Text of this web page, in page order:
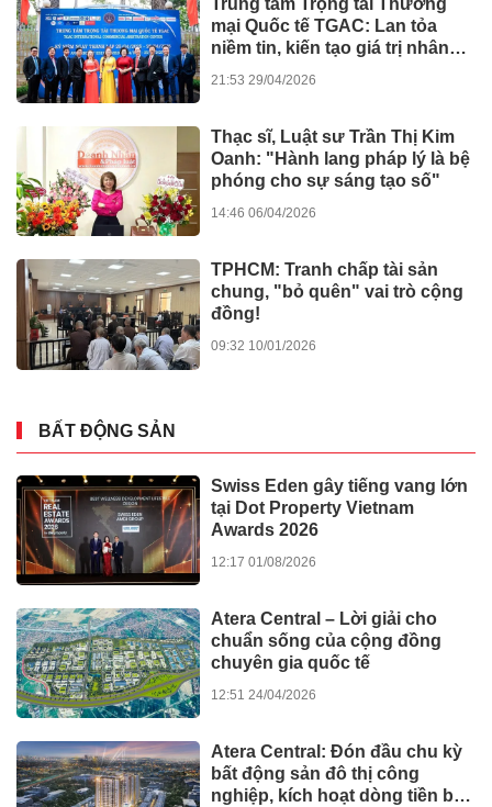
mại Quốc tế TGAC: Lan tỏa
niềm tin, kiến tạo giá trị nhân
21:53 29/04/2026
Thạc sĩ, Luật sư Trần Thị Kim
Oanh: "Hành lang pháp lý là bệ
phóng cho sự sáng tạo số"
14:46 06/04/2026
TPHCM: Tranh chấp tài sản
chung, "bỏ quên" vai trò cộng
đồng!
09:32 10/01/2026
BẤT ĐỘNG SẢN
Swiss Eden gây tiếng vang lớn
tại Dot Property Vietnam
Awards 2026
12:17 01/08/2026
Atera Central – Lời giải cho
chuẩn sống của cộng đồng
chuyên gia quốc tế
12:51 24/04/2026
Atera Central: Đón đầu chu kỳ
bất động sản đô thị công
nghiệp, kích hoạt dòng tiền bền